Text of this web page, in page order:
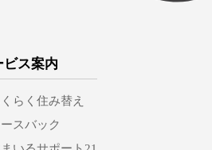
ビス案内
らく住み替え
ースバック